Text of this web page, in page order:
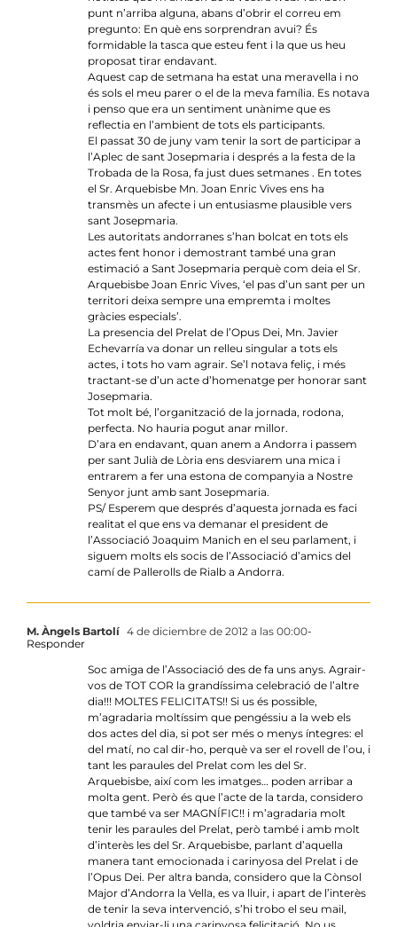
punt n’arriba alguna, abans d’obrir el correu em
pregunto: En què ens sorprendran avui? És
formidable la tasca que esteu fent i la que us heu
proposat tirar endavant.
Aquest cap de setmana ha estat una meravella i no
és sols el meu parer o el de la meva família. Es notava
i penso que era un sentiment unànime que es
reflectia en l’ambient de tots els participants.
El passat 30 de juny vam tenir la sort de participar a
l’Aplec de sant Josepmaria i després a la festa de la
Trobada de la Rosa, fa just dues setmanes . En totes
el Sr. Arquebisbe Mn. Joan Enric Vives ens ha
transmès un afecte i un entusiasme plausible vers
sant Josepmaria.
Les autoritats andorranes s’han bolcat en tots els
actes fent honor i demostrant també una gran
estimació a Sant Josepmaria perquè com deia el Sr.
Arquebisbe Joan Enric Vives, ‘el pas d’un sant per un
territori deixa sempre una empremta i moltes
gràcies especials’.
La presencia del Prelat de l’Opus Dei, Mn. Javier
Echevarría va donar un relleu singular a tots els
actes, i tots ho vam agrair. Se’l notava feliç, i més
tractant-se d’un acte d’homenatge per honorar sant
Josepmaria.
Tot molt bé, l’organització de la jornada, rodona,
perfecta. No hauria pogut anar millor.
D’ara en endavant, quan anem a Andorra i passem
per sant Julià de Lòria ens desviarem una mica i
entrarem a fer una estona de companyia a Nostre
Senyor junt amb sant Josepmaria.
PS/ Esperem que després d’aquesta jornada es faci
realitat el que ens va demanar el president de
l’Associació Joaquim Manich en el seu parlament, i
siguem molts els socis de l’Associació d’amics del
camí de Pallerolls de Rialb a Andorra.
M. Àngels Bartolí 4 de diciembre de 2012 a las 00:00-
Responder
Soc amiga de l’Associació des de fa uns anys. Agrair-
vos de TOT COR la grandíssima celebració de l’altre
dia!!! MOLTES FELICITATS!! Si us és possible,
m’agradaria moltíssim que pengéssiu a la web els
dos actes del dia, si pot ser més o menys íntegres: el
del matí, no cal dir-ho, perquè va ser el rovell de l’ou, i
tant les paraules del Prelat com les del Sr.
Arquebisbe, així com les imatges… poden arribar a
molta gent. Però és que l’acte de la tarda, considero
que també va ser MAGNÍFIC!! i m’agradaria molt
tenir les paraules del Prelat, però també i amb molt
d’interès les del Sr. Arquebisbe, parlant d’aquella
manera tant emocionada i carinyosa del Prelat i de
l’Opus Dei. Per altra banda, considero que la Cònsol
Major d’Andorra la Vella, es va lluir, i apart de l’interès
de tenir la seva intervenció, s’hi trobo el seu mail,